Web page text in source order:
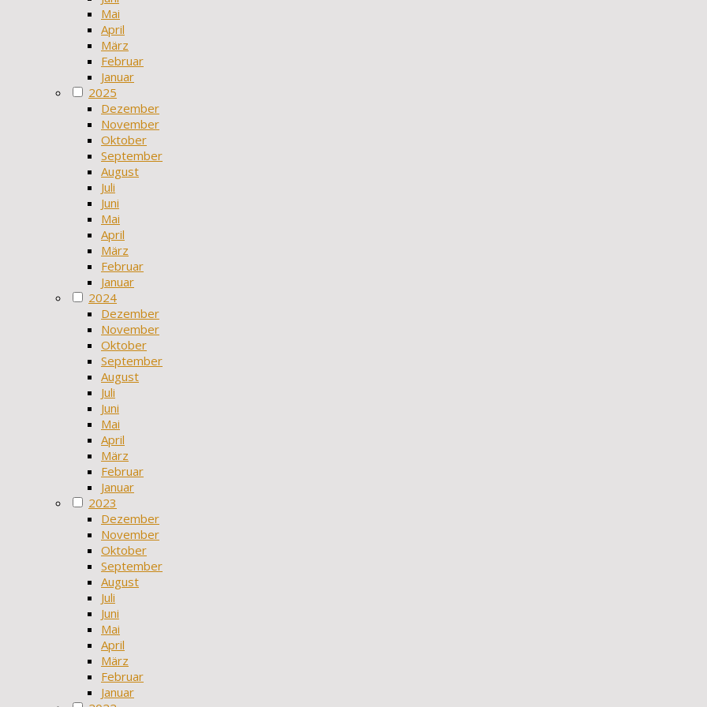
Mai
April
März
Februar
Januar
2025
Dezember
November
Oktober
September
August
Juli
Juni
Mai
April
März
Februar
Januar
2024
Dezember
November
Oktober
September
August
Juli
Juni
Mai
April
März
Februar
Januar
2023
Dezember
November
Oktober
September
August
Juli
Juni
Mai
April
März
Februar
Januar